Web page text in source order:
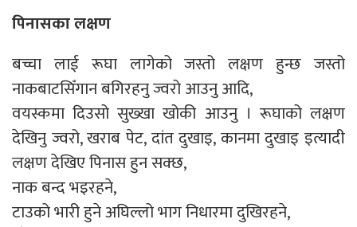
पिनासका लक्षण
बच्चा लाई रूघा लागेको जस्तो लक्षण हुन्छ जस्तो
नाकबाटसिँगान बगिरहनु ज्वरो आउनु आदि,
वयस्कमा दिउसो सुख्खा खोकी आउनु । रूघाको लक्षण
देखिनु ज्वरो, खराब पेट, दांत दुखाइ, कानमा दुखाइ इत्यादी
लक्षण देखिए पिनास हुन सक्छ,
नाक बन्द भइरहने,
टाउको भारी हुने अघिल्लो भाग निधारमा दुखिरहने,